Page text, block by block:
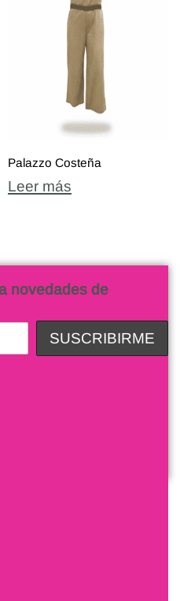
Palazzo Costeña
Leer más
novedades de